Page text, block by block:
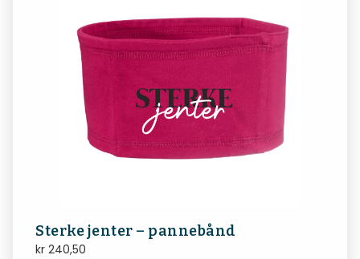
Sterke jenter – pannebånd
kr 240,50